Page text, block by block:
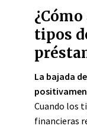
tipos
La bajada
Cuando los
financieras